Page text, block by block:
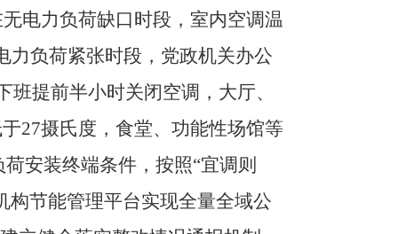
电力负荷缺口时段，室内空调温
力负荷紧张时段， 党政机关办公
班提前半小时关闭空调，大厅、
27摄氏度，食堂、功能性场馆等
安装终端条件，按照“宜调则
构节能管理平台实现全量全域公